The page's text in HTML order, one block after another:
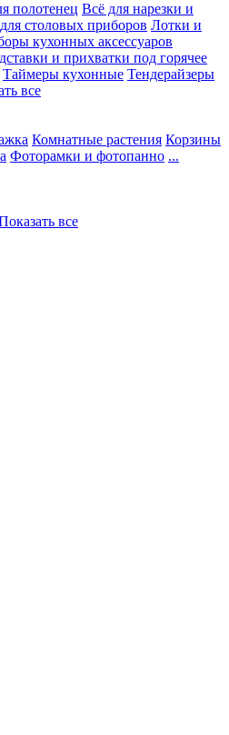
полотенец Всё для нарезки и
столовых приборов Лотки и
кухонных аксессуаров
и прихватки под горячее
Таймеры кухонные Тендерайзеры
все
Комнатные растения Корзины
Фоторамки и фотопанно ...
все